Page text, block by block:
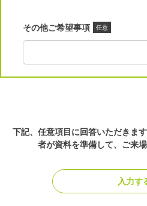
その他ご希望事項 任意
下記、任意項目に回答いただきます
者が資料を準備して、ご来